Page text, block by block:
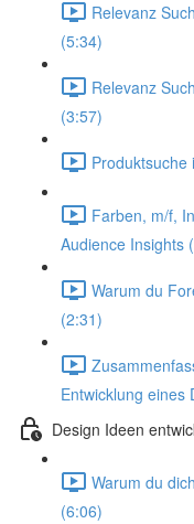
Relevanz
(5:34)
Relevanz
(3:57)
Farben, m/f,
Audience Insights
Warum du
(2:31)
Entwicklung eines
Design Ideen
Warum du
(6:06)